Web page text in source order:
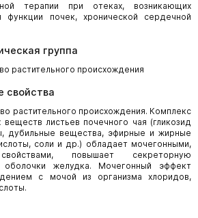
терапии при отеках, возникающих
функции почек, хронической сердечной
группа
растительного происхождения
свойства
растительного происхождения. Комплекс
веществ листьев почечного чая (гликозид
дубильные вещества, эфирные и жирные
соли и др.) обладает мочегонными,
свойствами, повышает секреторную
оболочки желудка. Мочегонный эффект
с мочой из организма хлоридов,